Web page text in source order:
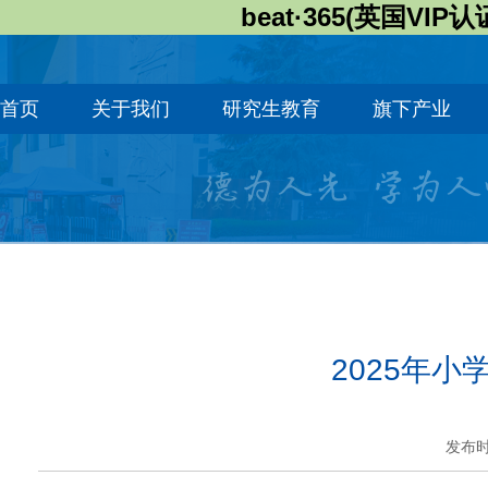
beat·365(英国VIP
首页 关于我们 研究生教育 旗下产业
2025年小
发布